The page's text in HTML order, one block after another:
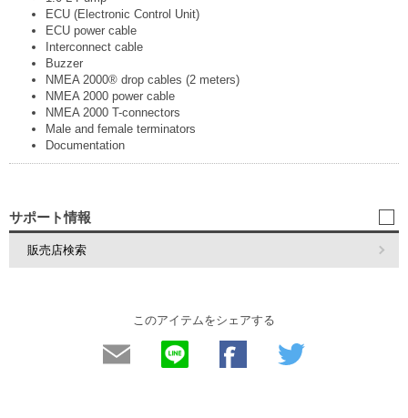
ECU (Electronic Control Unit)
ECU power cable
Interconnect cable
Buzzer
NMEA 2000® drop cables (2 meters)
NMEA 2000 power cable
NMEA 2000 T-connectors
Male and female terminators
Documentation
サポート情報
販売店検索
このアイテムをシェアする